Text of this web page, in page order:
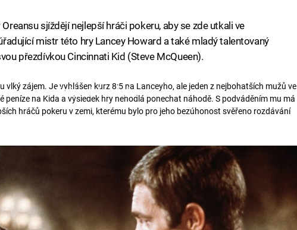
sjíždějí nejlepší hráči pokeru, aby se zde utkali ve
mistr této hry Lancey Howard a také mladý talentovaný
přezdívkou Cincinnati Kid (Steve McQueen).
Failed to fetch
vlký zájem. Je vyhlášen kurz 8:5 na Lanceyho, ale jeden z nejbohatších mužů ve
peníze na Kida a výsledek hry nehodlá ponechat náhodě. S podváděním mu má
hráčů pokeru v zemi, kterému bylo pro jeho bezúhonost svěřeno rozdávání